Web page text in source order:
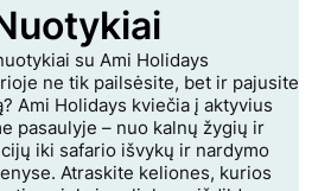
su Ami Holidays
ne tik pailsėsite, bet ir pajusite
Ami Holidays kviečia į aktyvius
pasaulyje – nuo kalnų žygių ir
iki safario išvykų ir nardymo
Atraskite keliones, kurios